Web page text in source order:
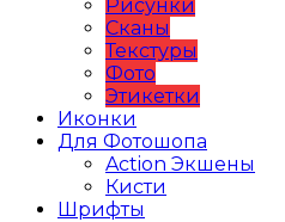
Рисунки
Сканы
Текстуры
Фото
Этикетки
Иконки
Для Фотошопа
Action Экшены
Кисти
Шрифты